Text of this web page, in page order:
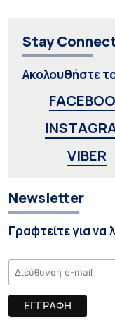
Stay
Ακολουθήστε
VIBER
Newsletter
Γραφτείτε για να